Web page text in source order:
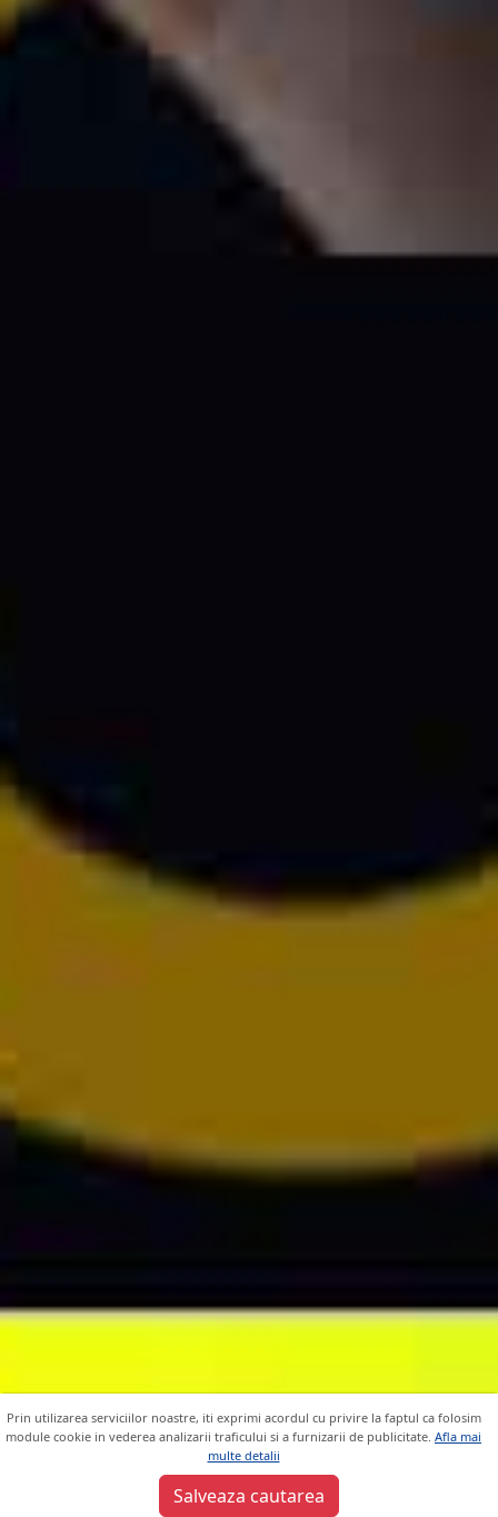
Salveaza cautarea
Prin utilizarea serviciilor noastre, iti exprimi acordul cu privire la faptul ca folosim
module cookie in vederea analizarii traficului si a furnizarii de publicitate. Afla mai
multe detalii
Sunt de acord